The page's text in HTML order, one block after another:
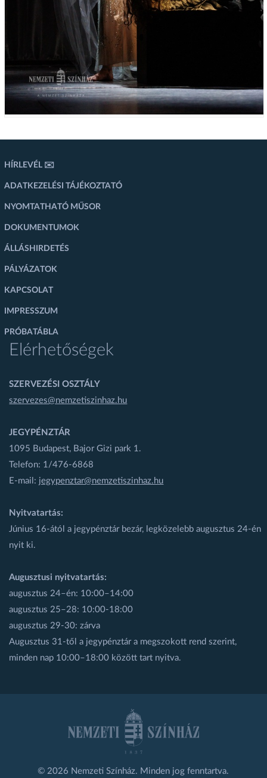
HÍRLEVÉL ✉️
ADATKEZELÉSI TÁJÉKOZTATÓ
NYOMTATHATÓ MŰSOR
DOKUMENTUMOK
ÁLLÁSHIRDETÉS
PÁLYÁZATOK
KAPCSOLAT
IMPRESSZUM
PRÓBATÁBLA
Elérhetőségek
SZERVEZÉSI OSZTÁLY
szervezes@nemzetiszinhaz.hu
JEGYPÉNZTÁR
1095 Budapest, Bajor Gizi park 1.
Telefon: 1/476-6868
E-mail: jegypenztar@nemzetiszinhaz.hu
Nyitvatartás:
Június 16-ától a jegypénztár bezár, legközelebb augusztus 24-én
nyit ki.
Augusztusi nyitvatartás:
augusztus 24–én: 10:00–14:00
augusztus 25–28: 10:00-18:00
augusztus 29-30: zárva
Augusztus 31-től a jegypénztár a megszokott rend szerint,
minden nap 10:00–18:00 között tart nyitva.
© 2026 Nemzeti Színház. Minden jog fenntartva.